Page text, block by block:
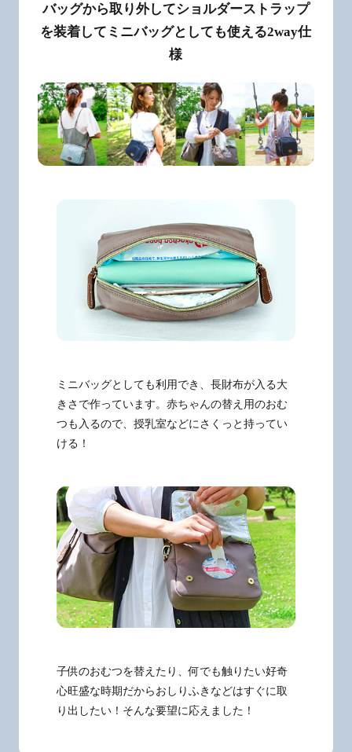
バッグから取り外してショルダーストラップ
を装着してミニバッグとしても使える2way仕
様
ミニバッグとしても利用でき、長財布が入る大
きさで作っています。赤ちゃんの替え用のおむ
つも入るので、授乳室などにさくっと持ってい
ける！
子供のおむつを替えたり、何でも触りたい好奇
心旺盛な時期だからおしりふきなどはすぐに取
り出したい！そんな要望に応えました！